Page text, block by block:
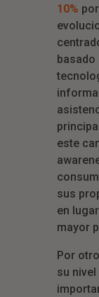
10%
basado
este
sus
en
mayor
Por
su